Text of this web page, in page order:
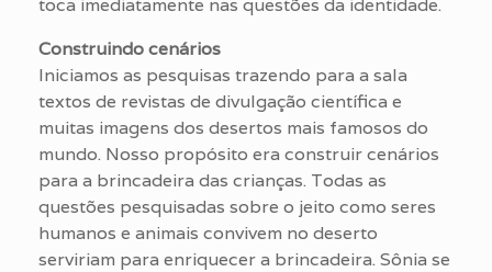
Construindo cenários
Iniciamos as pesquisas trazendo para a sala
textos de revistas de divulgação científica e
muitas imagens dos desertos mais famosos do
mundo. Nosso propósito era construir cenários
para a brincadeira das crianças. Todas as
questões pesquisadas sobre o jeito como seres
humanos e animais convivem no deserto
serviriam para enriquecer a brincadeira. Sônia se